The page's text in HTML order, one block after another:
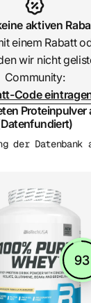
aktiven
einem Rabatt
wir nicht
Community:
Code
Proteinpulver
der Datenbank
93